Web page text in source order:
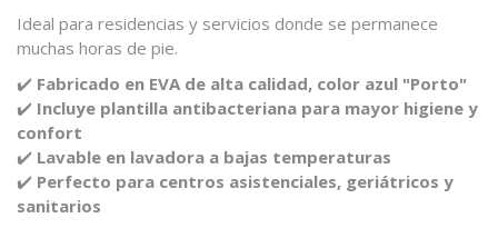
Ideal para residencias y servicios donde se permanece
muchas horas de pie.
✔️ Fabricado en EVA de alta calidad, color azul "Porto"
✔️ Incluye plantilla antibacteriana para mayor higiene y
confort
✔️ Lavable en lavadora a bajas temperaturas
✔️ Perfecto para centros asistenciales, geriátricos y
sanitarios